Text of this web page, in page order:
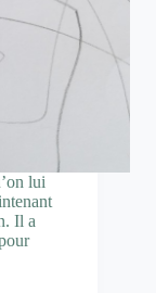
lui
Il a